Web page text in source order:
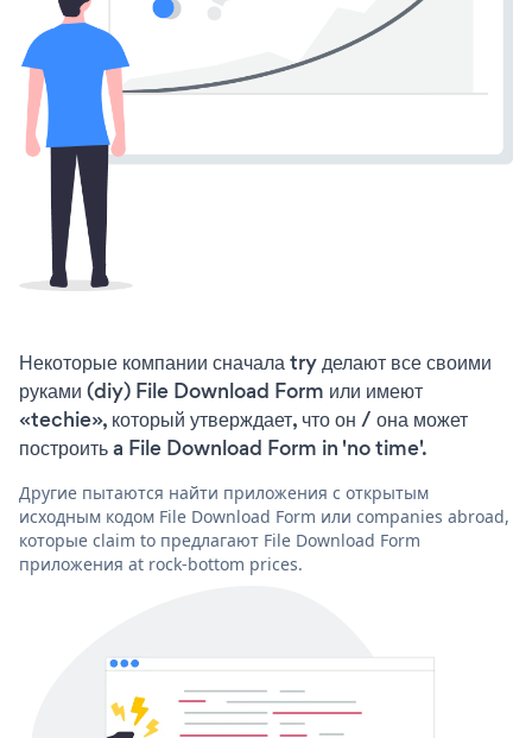
Некоторые компании сначала try делают все своими
руками (diy) File Download Form или имеют
«techie», который утверждает, что он / она может
построить a File Download Form in 'no time'.
Другие пытаются найти приложения с открытым
исходным кодом File Download Form или companies abroad,
которые claim to предлагают File Download Form
приложения at rock-bottom prices.